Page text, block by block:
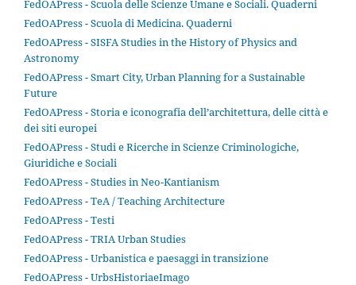
FedOAPress - Scuola delle Scienze Umane e Sociali. Quaderni
FedOAPress - Scuola di Medicina. Quaderni
FedOAPress - SISFA Studies in the History of Physics and
Astronomy
FedOAPress - Smart City, Urban Planning for a Sustainable
Future
FedOAPress - Storia e iconografia dell’architettura, delle città e
dei siti europei
FedOAPress - Studi e Ricerche in Scienze Criminologiche,
Giuridiche e Sociali
FedOAPress - Studies in Neo-Kantianism
FedOAPress - TeA / Teaching Architecture
FedOAPress - Testi
FedOAPress - TRIA Urban Studies
FedOAPress - Urbanistica e paesaggi in transizione
FedOAPress - UrbsHistoriaeImago